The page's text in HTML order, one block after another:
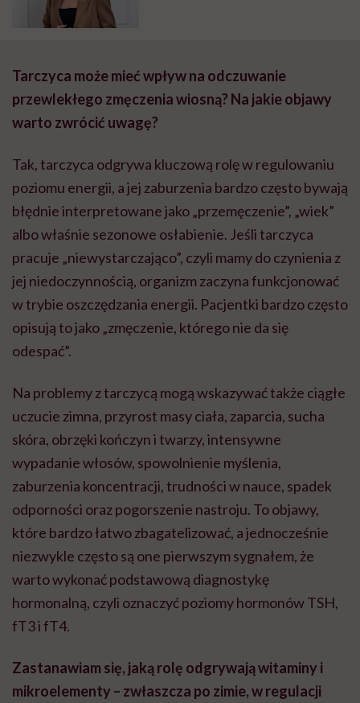
Tarczyca może mieć wpływ na odczuwanie
przewlekłego zmęczenia wiosną? Na jakie objawy
warto zwrócić uwagę?
Tak, tarczyca odgrywa kluczową rolę w regulowaniu
poziomu energii, a jej zaburzenia bardzo często bywają
błędnie interpretowane jako „przemęczenie”, „wiek”
albo właśnie sezonowe osłabienie. Jeśli tarczyca
pracuje „niewystarczająco”, czyli mamy do czynienia z
jej niedoczynnością, organizm zaczyna funkcjonować
w trybie oszczędzania energii. Pacjentki bardzo często
opisują to jako „zmęczenie, którego nie da się
odespać”.
Na problemy z tarczycą mogą wskazywać także ciągłe
uczucie zimna, przyrost masy ciała, zaparcia, sucha
skóra, obrzęki kończyn i twarzy, intensywne
wypadanie włosów, spowolnienie myślenia,
zaburzenia koncentracji, trudności w nauce, spadek
odporności oraz pogorszenie nastroju. To objawy,
które bardzo łatwo zbagatelizować, a jednocześnie
niezwykle często są one pierwszym sygnałem, że
warto wykonać podstawową diagnostykę
hormonalną, czyli oznaczyć poziomy hormonów TSH,
fT3 i fT4.
Zastanawiam się, jaką rolę odgrywają witaminy i
mikroelementy – zwłaszcza po zimie, w regulacji